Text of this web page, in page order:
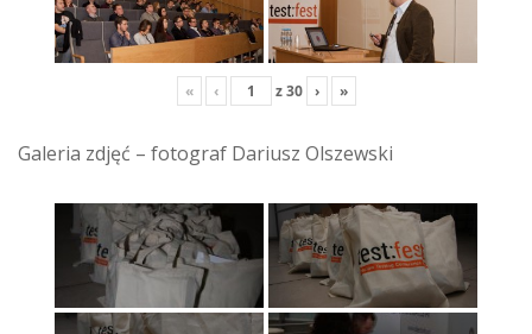
« ‹ z30 › »
Galeria zdjęć – fotograf Dariusz Olszewski